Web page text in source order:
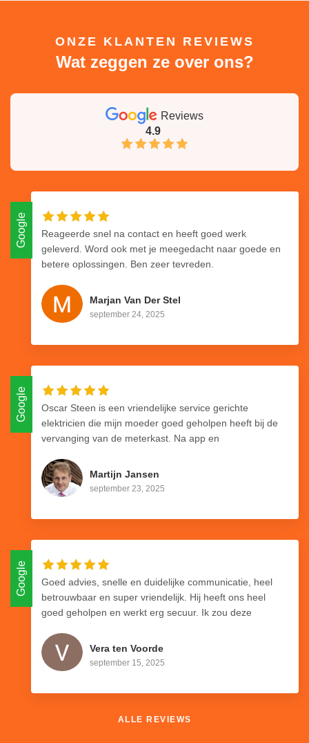
ONZE KLANTEN REVIEWS
Wat zeggen ze over ons?
Reviews
4.9
Google
Reageerde snel na contact en heeft goed werk
geleverd. Word ook met je meegedacht naar goede en
betere oplossingen. Ben zeer tevreden.
Marjan Van Der Stel
september 24, 2025
Google
Oscar Steen is een vriendelijke service gerichte
elektricien die mijn moeder goed geholpen heeft bij de
vervanging van de meterkast. Na app en
Nette overeenkomst gekregen zodat alles goed vast
gelegd werd. Werkzaamheden verliepen snel en
conform afspraak. Een deel van het werk moest later
Vooral de vriendelijke en klant gerichte houding is zeer
Martijn Jansen
september 23, 2025
Google
Goed advies, snelle en duidelijke communicatie, heel
betrouwbaar en super vriendelijk. Hij heeft ons heel
goed geholpen en werkt erg secuur. Ik zou deze
Vera ten Voorde
september 15, 2025
ALLE REVIEWS